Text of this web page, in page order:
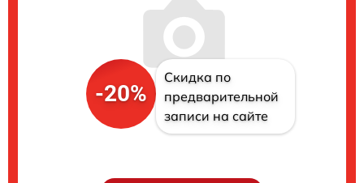
-20%
Скидка по
предварительной
записи на сайте